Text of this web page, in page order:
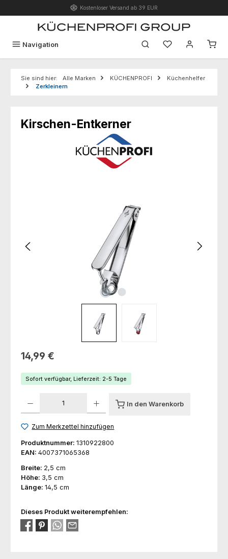
Zum Hauptinhalt springenKostenloser Versand ab 39 EUR
Navigation Du hast 0
Sie sind hier: Alle Marken KÜCHENPROFI
Küchenhelfer
Zerkleinern
Kirschen-Entkerner
Regulärer Preis:
14,99 €
Sofort verfügbar, Lieferzeit: 2-5 Tage
In den Warenkorb
Zum Merkzettel hinzufügen
Produktnummer: 1310922800
EAN: 4007371065368
Breite: 2,5 cm
Höhe: 3,5 cm
Länge: 14,5 cm
Dieses Produkt weiterempfehlen: